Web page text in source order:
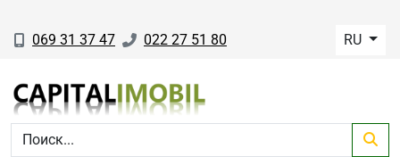
069 31 37 47 022 27 51 80 RU